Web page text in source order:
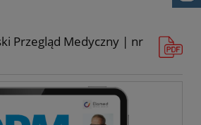
Przegląd Medyczny | nr